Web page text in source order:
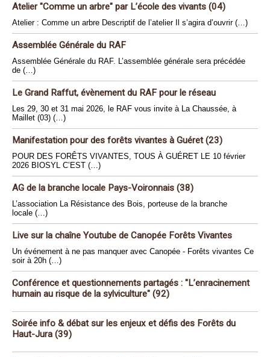
Atelier "Comme un arbre" par L’école des vivants (04)
Atelier : Comme un arbre Descriptif de l’atelier Il s’agira d’ouvrir (…)
Assemblée Générale du RAF
Assemblée Générale du RAF. L’assemblée générale sera précédée
de (…)
Le Grand Raffut, évènement du RAF pour le réseau
Les 29, 30 et 31 mai 2026, le RAF vous invite à La Chaussée, à
Maillet (03) (…)
Manifestation pour des forêts vivantes à Guéret (23)
POUR DES FORÊTS VIVANTES, TOUS À GUÉRET LE 10 février
2026 BIOSYL C’EST (…)
AG de la branche locale Pays-Voironnais (38)
L’association La Résistance des Bois, porteuse de la branche
locale (…)
Live sur la chaîne Youtube de Canopée Forêts Vivantes
Un événement à ne pas manquer avec Canopée - Forêts vivantes Ce
soir à 20h (…)
Conférence et questionnements partagés : "L’enracinement
humain au risque de la sylviculture" (92)
Soirée info & débat sur les enjeux et défis des Forêts du
Haut-Jura (39)